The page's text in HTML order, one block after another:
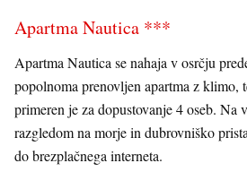
Apartma Nautica ***
Apartma Nautica se nahaja v osrčju
popolnoma prenovljen apartma z klimo,
primeren je za dopustovanje 4 oseb. Na
razgledom na morje in dubrovniško
do brezplačnega interneta.